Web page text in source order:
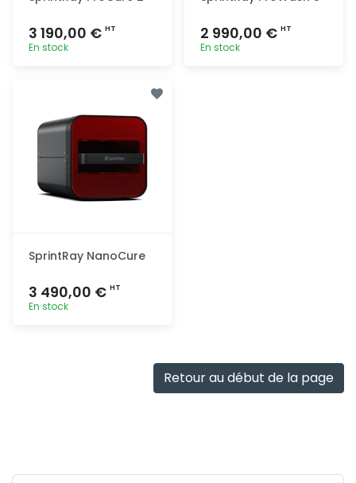
3 190,00 € HT
En stock
2 990,00 € HT
En stock
SprintRay NanoCure
3 490,00 € HT
En stock
Retour au début de la page